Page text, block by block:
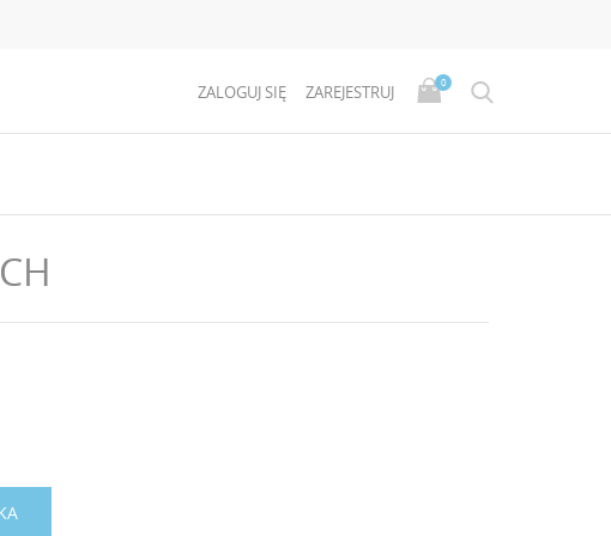
ZALOGUJ SIĘ ZAREJESTRUJ
0